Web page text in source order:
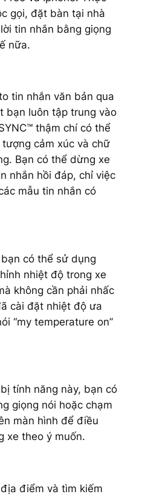
gọi, đặt bàn tại nhà
tin nhắn bằng giọng
nữa.
tin nhắn văn bản qua
bạn luôn tập trung vào
thậm chí có thể
cảm xúc và chữ
Bạn có thể dừng xe
nhắn hồi đáp, chỉ việc
mẫu tin nhắn có
có thể sử dụng
nhiệt độ trong xe
không cần phải nhấc
cài đặt nhiệt độ ưa
“my temperature on”
tính năng này, bạn có
giọng nói hoặc chạm
màn hình để điều
xe theo ý muốn.
điểm và tìm kiếm